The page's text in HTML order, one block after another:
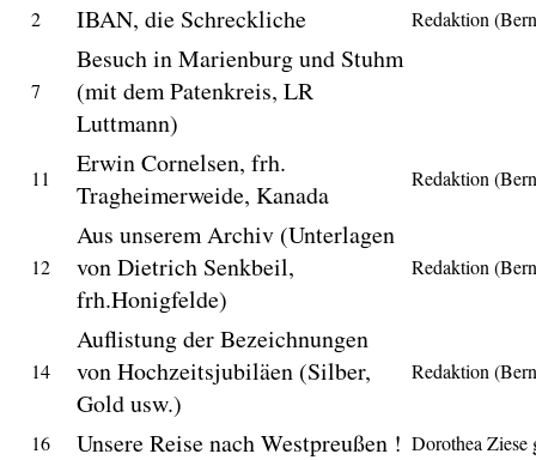
2 IBAN, die Schreckliche Redaktion
7
Besuch in Marienburg und Stuhm
(mit dem Patenkreis, LR
Luttmann)
11
Erwin Cornelsen, frh.
Tragheimerweide, Kanada
Redaktion
12
Aus unserem Archiv (Unterlagen
von Dietrich Senkbeil,
frh.Honigfelde)
Redaktion
14
Auflistung der Bezeichnungen
von Hochzeitsjubiläen (Silber,
Gold usw.)
Redaktion
16 Unsere Reise nach Westpreußen ! Dorothea Ziese